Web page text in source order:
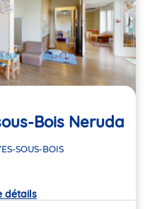
Bois Neruda
SOUS-BOIS
détails